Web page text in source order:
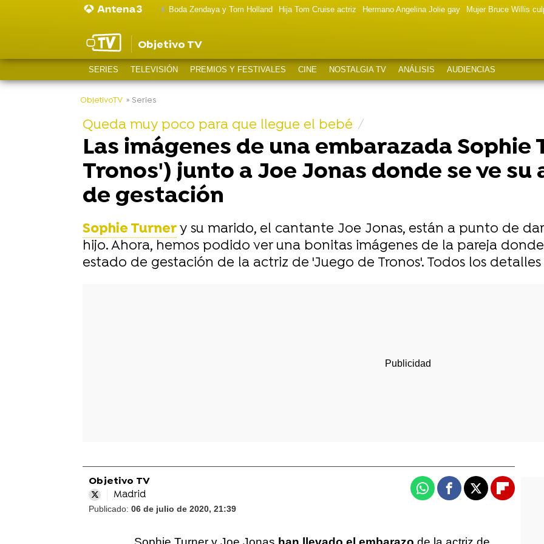
Boda Zendaya y Tom Holland Hija Tom Cruise actriz Hermano Angelina Jolie gay Mujer Bruce Willis
Objetivo TV
SERIES TELEVISIÓN PREMIOS Y FESTIVALES CINE NOSTALGIA TV ANÁLISIS AUDIENCIAS
-
ObjetivoTV » Series
Queda muy poco para que llegue el bebé
Las imágenes de una embarazada Sophie
Tronos') junto a Joe Jonas donde se ve su
de gestación
Sophie Turnery su marido, el cantante Joe Jonas, están a punto de
hijo. Ahora, hemos podido ver una bonitas imágenes de la pareja
estado de gestación de la actriz de 'Juego de Tronos'. Todos los
Objetivo TV
Madrid
Publicado: 06 de julio de 2020, 21:39
WhatsappFacebook
X